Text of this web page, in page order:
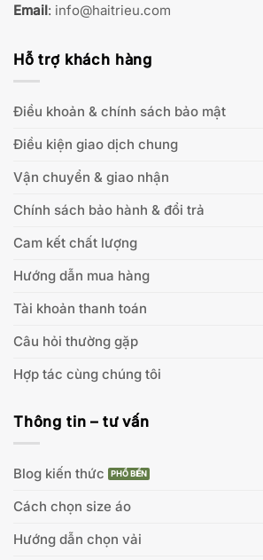
Email: info@haitrieu.com
Hỗ trợ khách hàng
Điều khoản & chính sách bảo mật
Điều kiện giao dịch chung
Vận chuyển & giao nhận
Chính sách bảo hành & đổi trả
Cam kết chất lượng
Hướng dẫn mua hàng
Tài khoản thanh toán
Câu hỏi thường gặp
Hợp tác cùng chúng tôi
Thông tin – tư vấn
Blog kiến thức
Cách chọn size áo
Hướng dẫn chọn vải